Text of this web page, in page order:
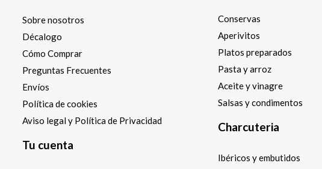
Sobre nosotros
Décalogo
Cómo Comprar
Preguntas Frecuentes
Envíos
Política de cookies
Aviso legal y Política de Privacidad
Tu cuenta
Conservas
Aperivitos
Platos preparados
Pasta y arroz
Aceite y vinagre
Salsas y condimentos
Charcuteria
Ibéricos y embutidos